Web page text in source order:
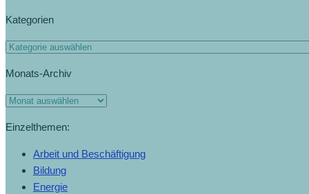
Kategorien
Monats-Archiv
Einzelthemen:
Arbeit und Beschäftigung
Bildung
Energie